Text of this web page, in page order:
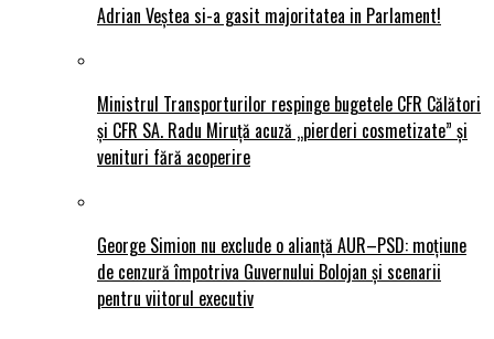
Adrian Veștea si-a gasit majoritatea in Parlament!
Ministrul Transporturilor respinge bugetele CFR Călători
și CFR SA. Radu Miruță acuză „pierderi cosmetizate” și
venituri fără acoperire
George Simion nu exclude o alianță AUR–PSD: moțiune
de cenzură împotriva Guvernului Bolojan și scenarii
pentru viitorul executiv